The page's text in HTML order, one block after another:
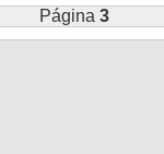
Página3